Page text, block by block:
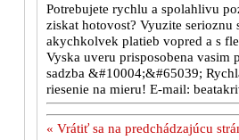
Potrebujete rychlu a spolahlivu
ziskat hotovost? Vyuzite
akychkolvek platieb vopred a s
Vyska uveru prisposobena
sadzba &#10004;&#65039;
riesenie na mieru! E-mail:
« Vrátiť sa na predchádzajúcu